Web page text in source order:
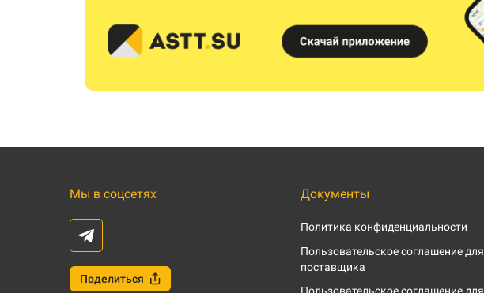
Мы в соцсетях
Поделиться
Документы
Политика конфиденциальности
Пользовательское соглашение для
поставщика